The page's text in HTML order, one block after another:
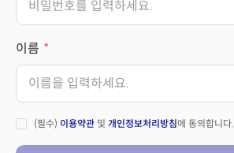
이름
(필수) 이용약관 및 개인정보처리방침에 동의합니다.